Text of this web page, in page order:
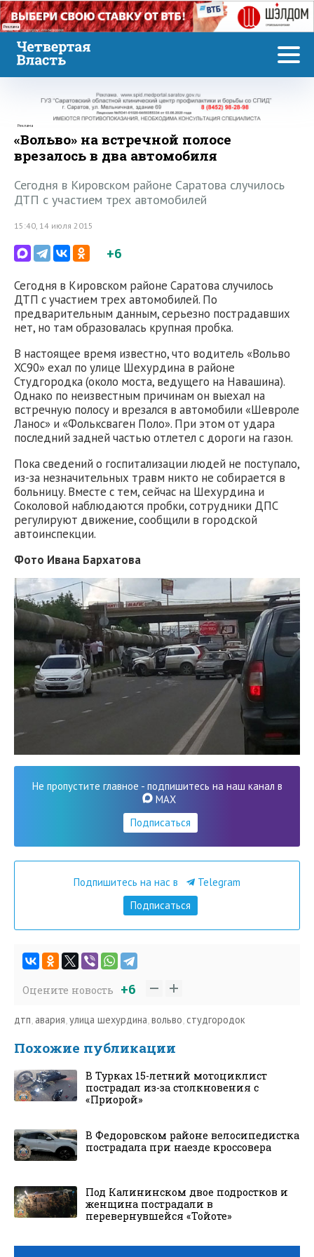
Реклама
Реклама
«Вольво» на встречной полосе
врезалось в два автомобиля
Сегодня в Кировском районе Саратова случилось
ДТП с участием трех автомобилей
15:40, 14 июля 2015
+6
Сегодня в Кировском районе Саратова случилось
ДТП с участием трех автомобилей. По
предварительным данным, серьезно пострадавших
нет, но там образовалась крупная пробка.
В настоящее время известно, что водитель «Вольво
XC90» ехал по улице Шехурдина в районе
Студгородка (около моста, ведущего на Навашина).
Однако по неизвестным причинам он выехал на
встречную полосу и врезался в автомобили «Шевроле
Ланос» и «Фольксваген Поло». При этом от удара
последний задней частью отлетел с дороги на газон.
Пока сведений о госпитализации людей не поступало,
из-за незначительных травм никто не собирается в
больницу. Вместе с тем, сейчас на Шехурдина и
Соколовой наблюдаются пробки, сотрудники ДПС
регулируют движение, сообщили в городской
автоинспекции.
Фото Ивана Бархатова
Не пропустите главное - подпишитесь на наш канал в
MAX
Подписаться
Подпишитесь на нас в
Telegram
Подписаться
Оцените новость +6
дтп, авария,улица шехурдина,вольво, студгородок
Похожие публикации
В Турках 15-летний мотоциклист
пострадал из-за столкновения с
«Приорой»
В Федоровском районе велосипедистка
пострадала при наезде кроссовера
Под Калининском двое подростков и
женщина пострадали в
перевернувшейся «Тойоте»